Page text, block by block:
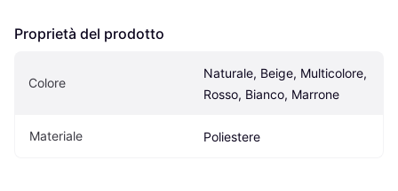
Proprietà del prodotto
Colore
Naturale, Beige, Multicolore,
Rosso, Bianco, Marrone
Materiale Poliestere